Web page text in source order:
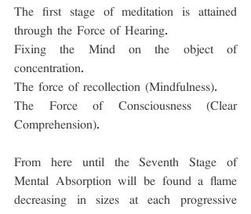
The first stage of meditation is attained
through the Force of Hearing.
Fixing the Mind on the object of
concentration.
The force of recollection (Mindfulness).
The Force of Consciousness (Clear
Comprehension).
From here until the Seventh Stage of
Mental Absorption will be found a flame
decreasing in sizes at each progressive